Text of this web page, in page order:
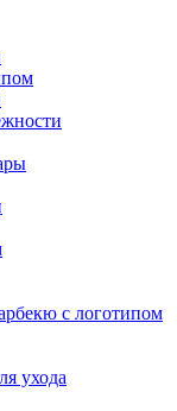
с логотипом
ухода